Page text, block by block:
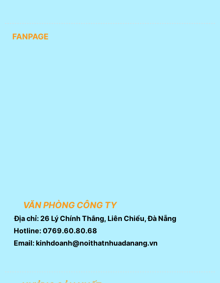
FANPAGE
VĂN PHÒNG CÔNG TY
Địa chỉ: 26 Lý Chính Thắng, Liên Chiểu, Đà Nẵng
Hotline: 0769.60.80.68
Email: kinhdoanh@noithatnhuadanang.vn